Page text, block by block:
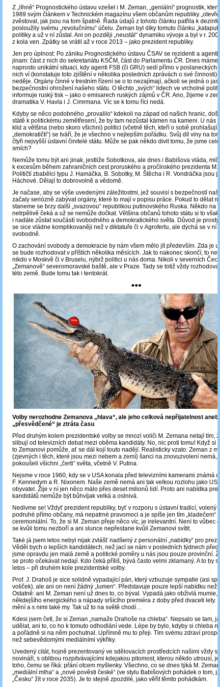
Z „líhně“ Prognostického ústavu vzešel i M. Zeman, „geniální“ prognostik,
1989 svým článkem v Technickém magazínu všem občanům republiky
zvěstoval, jak jsou na tom špatně. Řada údajů z tohoto článku patřila k
posloužily svému „revolučnímu“ účelu. Zeman byl díky tomuto článku
politiky a už v ní zůstal. Ani on později „neustál“ dynamiku vývoje a byl v r.
z kola ven. Zpátky se vrátil až v roce 2013 – jako prezident republiky.
Jen pro úplnost: Po zániku Prognostického ústavu ČSAV se rezidenti a agenti
jinam: část z nich do sekretariátu KSČM, část do Parlamentu ČR. Dnes máme
naprosto unikátní situaci, kdy agenti FSB (či GRU) sedí přímo v poslaneckých
nich ví (konstatuje toto zjištění v několika posledních zprávách o své
neděje. Orgány činné v trestním řízení se o to nezajímají, ačkoli se jedná o
bezpečnostní ohrožení našeho státu. O těchto „svých“ lidech ve vrcholné
informuje ruský tisk – jako o emisarech ruských zájmů v ČR. Ano, žijeme v
dramatika V. Havla i J. Cimrmana. Víc se k tomu říci nedá.
Kdyby se něco podobného „provalilo“ kdekoli na západ od našich hranic,
státě k politickému zemětřesení, že by tam nezůstal kámen na kameni. U nás
klid a většina (nebo skoro všichni) politici (včetně těch, kteří o sobě prohlašují,
„demokratičtí“) se tváří, že je všechno v nejlepším pořádku. Svůj díl viny na
čtyři nejvyšší ústavní činitelé státu. Může se pak někdo divit tomu, že jsme
smích?
Nemůže tomu být ani jinak, jestliže Sobotkova, ale dnes i Babišova vláda,
k excesům během zahraničních cest proruského a pročínského prezidenta M.
Političtí zbabělci typu J. Hamáčka, B. Sobotky, M. Štěcha i R. Vondráčka jsou
Háchové. Dělají to dobrovolně a vědomě.
Je načase, aby se výše uvedenými záležitostmi, jež souvisí s bezpečností
začaly seriózně zabývat orgány, které to mají v popisu práce. Pokud to dělat
staneme se brzy další „svazovou“ republikou putinovského Ruska. Někdo na
netrpělivě čeká a už se nemůže dočkat. Většina občanů tohoto státu si to
i nadále zůstat součástí svobodného a demokratického světa. Důvod je
se sice vládne komplikovaněji než v diktatuře či v Agrofertu, ale dýchá se v ní
svobodně.
O zachování svobody a demokracie by nám všem mělo jít především. Zda je
se bude rozhodovat v příštích několika měsících. Jak to nakonec skončí, to
nikdo v Moskvě či v Bruselu, nýbrž politici u nás doma. Nikoli v severních
„Zemanově“ severomoravské baště, ale v Praze. Tady se totiž vždy
této země. Bude tomu tak i tentokrát.
●●●
Volby nerozhodne Zemanova „hlava“, ale jeho celková nepřijatelnost
„přesvědčené“ je ztráta času
Před druhým kolem prezidentské volby se mnozí voliči M. Zemana netají tím,
slibují od televizních debat mezi oběma kandidáty. No, nic proti tomu! Když si
to Zemanovi pomůže, ať se dál kojí touto nadějí. Realisticky vzato: Zeman z
(zjevných i těch, které jsou mezi nebem a zemí) šanci na znovuzvolení nemá,
pokoušeli všichni „čerti“ světa, včetně V. Putina.
Nejsme v roce 1960, kdy se v USA konala před televizními kamerami známá
F. Kennedym a R. Nixonem. Naše země nemá ani tak velkou rozlohu jako
obyvatel. Žije v ní jen něco málo přes deset milionů lidí. Proto ani nabídka
kandidátů nemůže být bůhvíjak velká a oslnivá.
Nedivme se! Vždyť prezident republiky, byť v rozporu s ústavní tradicí, volený
podruhé přímo občany, má nepatrné pravomoci a je spíše jen tím „kladečem“
ceremoniální. To, že si M. Zeman přeje něco víc, je irelevantní. Není to vůbec
se kvůli tomu nezboří a ani slunce nepřestane kvůli Zemanovi svítit.
Také já jsem letos nebyl nijak zvlášť nadšený z personální „nabídky“ pro
Věděl bych o lepších kandidátech, než jací se nám v posledních týdnech
jsme opravdu jen malá země a politické poměry u nás jsou pouze provinční.
se proto očekávat nedají. Kdo čeká příliš, bývá často velmi zklamaný. A to by
letos – při druhém kole prezidentské volby.
Prof. J. Drahoš je sice solidně vypadající pán, který vzbuzuje sympatie (asi
voliček), ale ani on není žádný „lumen“. Představuje pouze lepší nabídku než
Ostatně: ani M. Zeman není už dnes to, co býval. Vypadá jako obživlá mumie,
někdejšího energického a nápady sršícího premiéra z doby před dvaceti lety.
mění a s nimi také my. Tak už to na světě chodí…
Kdesi jsem četl, že si Zeman „namaže Drahoše na chleba“. Nepsalo se tam,
udělat, ani to, co ho k tomuto odhodlání vede. Lépe by bylo, kdyby si chleba
a pořádně si na něm pochutnal. Upřímně mu to přeji. Tím svému zdraví
než sebevědomými mediálními výkřiky.
Uvedený citát, hojně prezentovaný ve sdělovacích prostředcích našimi vždy
novináři, s oblibou rozpitvávajícími kdejakou pitomost, kterou někdo utrousí,
toho, čemu se říká: přání otcem myšlenky. Všechno, co se dnes týká M.
„mediální mlha“ a „nové pověsti české“ (ve stylu Babišových pohádek o tom,
„Česku“ žít v roce 2035). Je to stejně zpozdilé, jako věřit těmto pohádkám.